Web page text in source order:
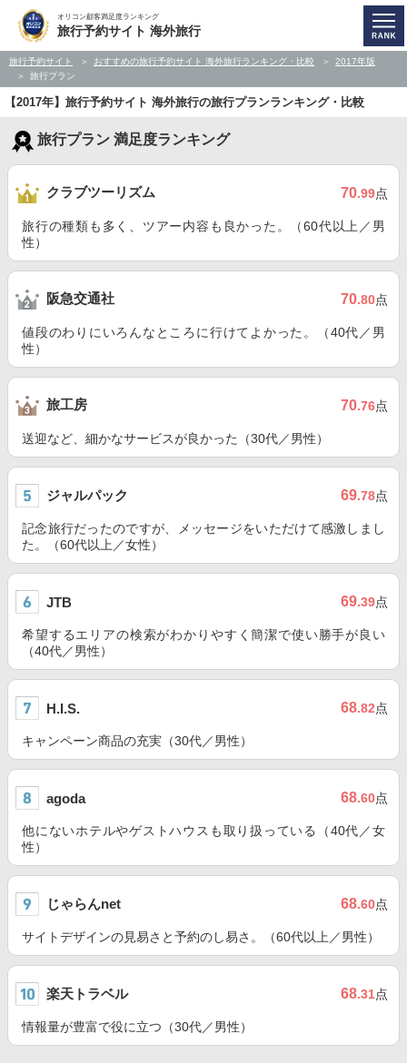
オリコン顧客満足度ランキング
旅行予約サイト 海外旅行
旅行予約サイト おすすめの旅行予約サイト 海外旅行ランキング・比較
2017年版
旅行プラン
【2017年】旅行予約サイト 海外旅行の旅行プランランキング・比較
旅行プラン 満足度ランキング
クラブツーリズム 70.99点
旅行の種類も多く、ツアー内容も良かった。（60代以上／男
性）
阪急交通社 70.80点
値段のわりにいろんなところに行けてよかった。（40代／男
性）
旅工房 70.76点
送迎など、細かなサービスが良かった（30代／男性）
ジャルパック 69.78点
記念旅行だったのですが、メッセージをいただけて感激しまし
た。（60代以上／女性）
JTB 69.39点
希望するエリアの検索がわかりやすく簡潔で使い勝手が良い
（40代／男性）
H.I.S. 68.82点
キャンペーン商品の充実（30代／男性）
agoda 68.60点
他にないホテルやゲストハウスも取り扱っている（40代／女
性）
じゃらんnet 68.60点
サイトデザインの見易さと予約のし易さ。（60代以上／男性）
楽天トラベル 68.31点
情報量が豊富で役に立つ（30代／男性）